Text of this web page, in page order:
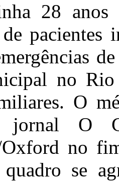
28 anos
pacientes
no
O
jornal O
Oxford no
quadro se